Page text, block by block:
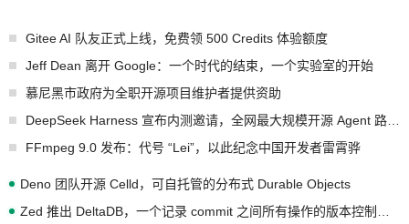
Gitee AI 队友正式上线，免费领 500 Credits 体验额度
Jeff Dean 离开 Google：一个时代的结束，一个实验室的开始
慕尼黑市政府为全职开源项目维护者提供资助
FFmpeg 9.0 发布：代号 “Lei”，以此纪念中国开发者雷霄骅
Deno 团队开源 Celld，可自托管的分布式 Durable Objects